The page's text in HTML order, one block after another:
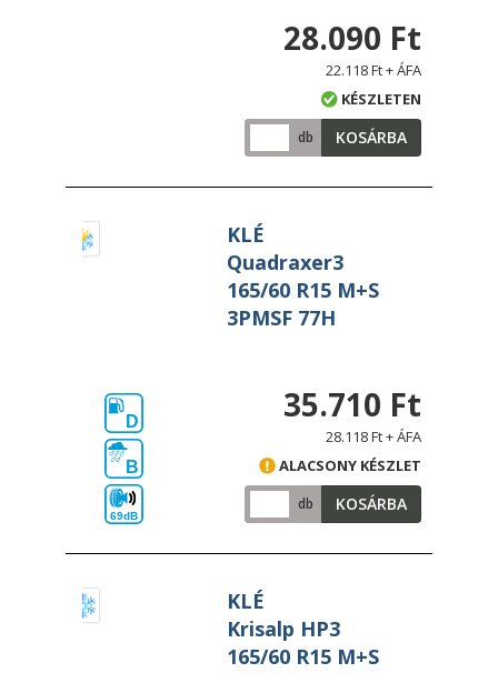
28.090 Ft
22.118 Ft + ÁFA
KÉSZLETEN
db KOSÁRBA
KLÉ
Quadraxer3
165/60 R15 M+S
3PMSF 77H
D
B
69dB
35.710 Ft
28.118 Ft + ÁFA
ALACSONY KÉSZLET
db KOSÁRBA
KLÉ
Krisalp HP3
165/60 R15 M+S